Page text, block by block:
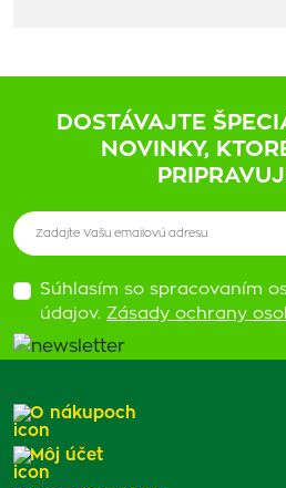
DOSTÁVAJTE
NOVINKY,
Súhlasím so spracovaním
údajov. Zásady ochrany
O nákupoch
Môj účet